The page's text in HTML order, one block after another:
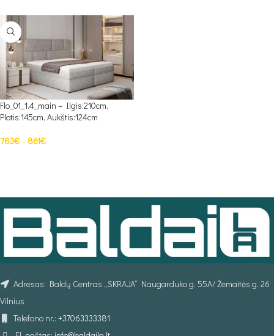
Flo_01_1.4_main – Ilgis:210cm,
Plotis:145cm, Aukštis:124cm
783€– 861€
Adresas: Baldų Centras „SKRAJA“ Naugarduko g. 55A/ Žemaitės g. 26
Vilnius
Telefono nr.: +37063333381